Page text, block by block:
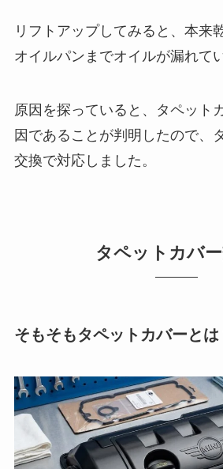
リフトアップしてみると、本来
オイルパンまでオイルが漏れて
原因を探っていると、タペット
因であることが判明したので、
交換で対応しました。
タペットカバ
そもそもタペットカバーとは